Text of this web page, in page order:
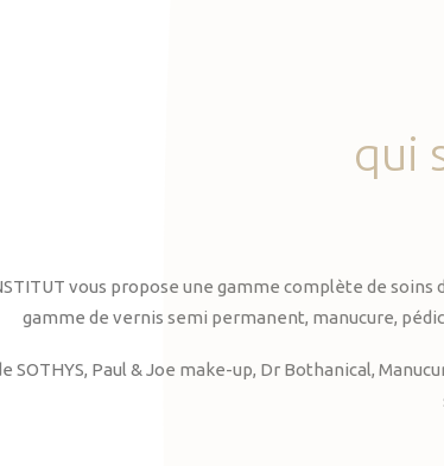
qui
vous propose une gamme complète de
gamme de vernis semi permanent, manucure,
SOTHYS, Paul & Joe make-up, Dr Bothanical,